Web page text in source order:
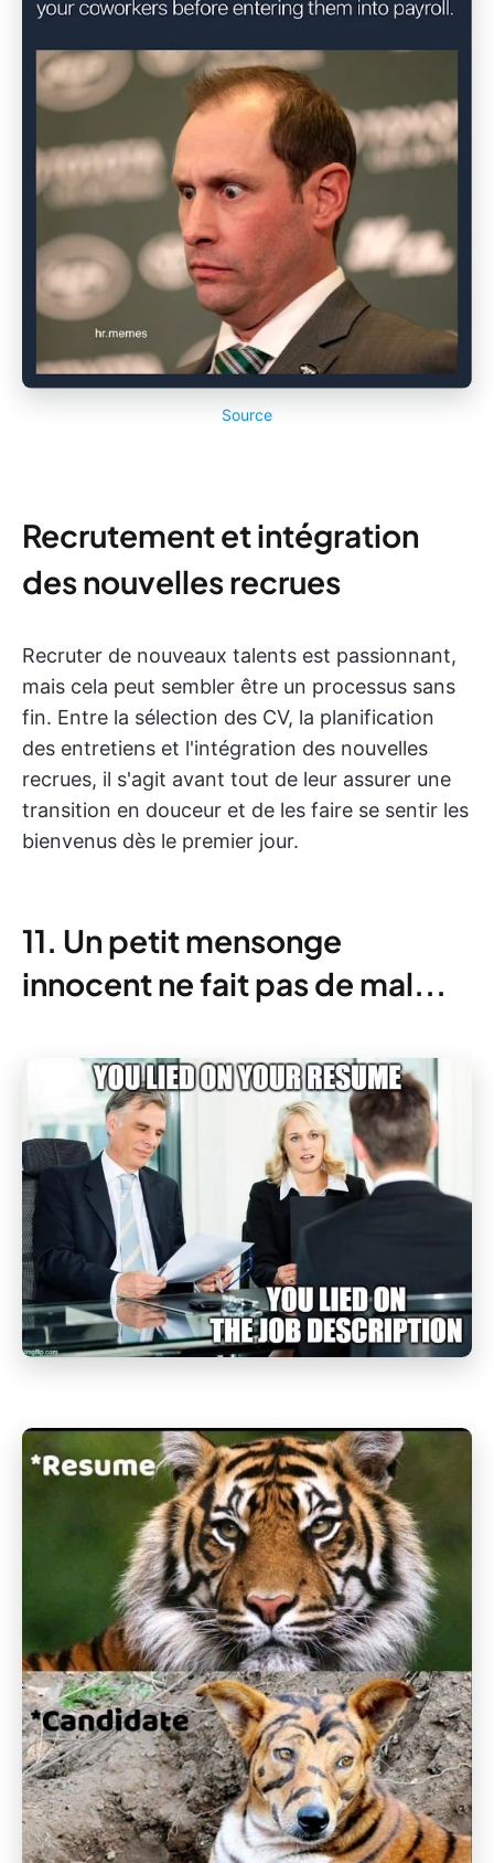
Source
Recrutement et intégration
des nouvelles recrues
Recruter de nouveaux talents est passionnant,
mais cela peut sembler être un processus sans
fin. Entre la sélection des CV, la planification
des entretiens et l'intégration des nouvelles
recrues, il s'agit avant tout de leur assurer une
transition en douceur et de les faire se sentir les
bienvenus dès le premier jour.
11. Un petit mensonge
innocent ne fait pas de mal...